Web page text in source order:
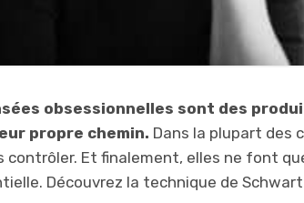
obsessionnelles sont des
propre chemin. Dans la plupart des
contrôler. Et finalement, elles ne font
Découvrez la technique de